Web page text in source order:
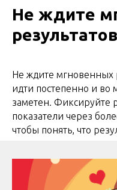
Не ждите
результатов
Не ждите мгновенных
идти постепенно и во
заметен. Фиксируйте
показатели через
чтобы понять, что